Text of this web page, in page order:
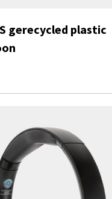
gerecycled plastic